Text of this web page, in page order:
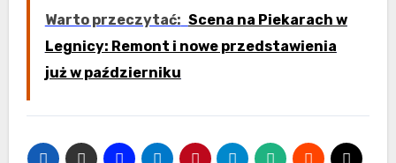
Warto przeczytać: Scena na Piekarach w
Legnicy: Remont i nowe przedstawienia
już w październiku